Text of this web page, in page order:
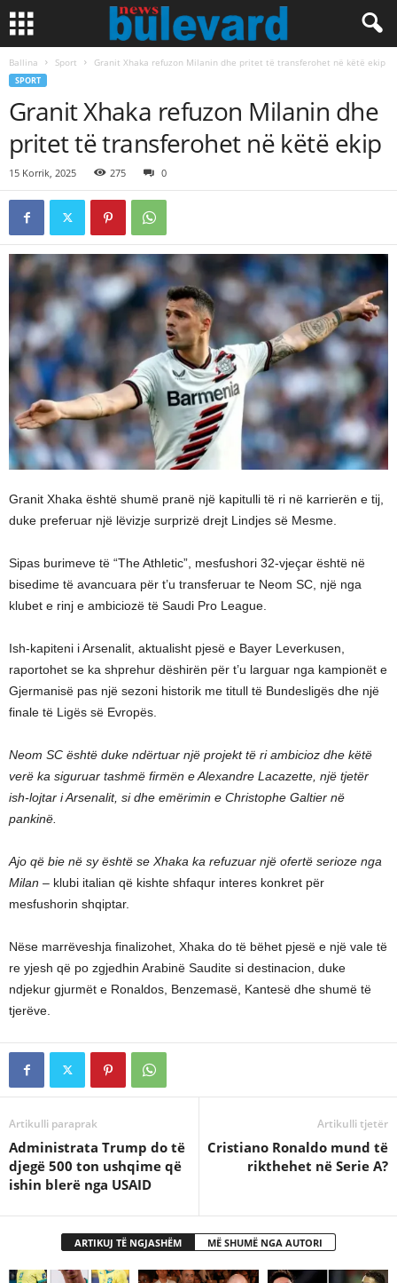
Ballina Sport Granit Xhaka refuzon Milanin dhe pritet të transferohet në këtë ekip
SPORT
Granit Xhaka refuzon Milanin dhe
pritet të transferohet në këtë ekip
15 Korrik, 2025 275 0
Granit Xhaka është shumë pranë një kapitulli të ri në karrierën e tij,
duke preferuar një lëvizje surprizë drejt Lindjes së Mesme.
Sipas burimeve të “The Athletic”, mesfushori 32-vjeçar është në
bisedime të avancuara për t’u transferuar te Neom SC, një nga
klubet e rinj e ambiciozë të Saudi Pro League.
Ish-kapiteni i Arsenalit, aktualisht pjesë e Bayer Leverkusen,
raportohet se ka shprehur dëshirën për t’u larguar nga kampionët e
Gjermanisë pas një sezoni historik me titull të Bundesligës dhe një
finale të Ligës së Evropës.
Neom SC është duke ndërtuar një projekt të ri ambicioz dhe këtë
verë ka siguruar tashmë firmën e Alexandre Lacazette, një tjetër
ish-lojtar i Arsenalit, si dhe emërimin e Christophe Galtier në
pankinë.
Ajo që bie në sy është se Xhaka ka refuzuar një ofertë serioze nga
Milan – klubi italian që kishte shfaqur interes konkret për
mesfushorin shqiptar.
Nëse marrëveshja finalizohet, Xhaka do të bëhet pjesë e një vale të
re yjesh që po zgjedhin Arabinë Saudite si destinacion, duke
ndjekur gjurmët e Ronaldos, Benzemasë, Kantesë dhe shumë të
tjerëve.
Artikulli paraprak
Administrata Trump do të
djegë 500 ton ushqime që
ishin blerë nga USAID
Artikulli tjetër
Cristiano Ronaldo mund të
rikthehet në Serie A?
ARTIKUJ TË NGJASHËM MË SHUMË NGA AUTORI